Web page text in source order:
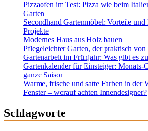
Pizzaofen im Test: Pizza wie beim
Garten
Secondhand Gartenmöbel: Vorteile
Projekte
Modernes Haus aus Holz bauen
Pflegeleichter Garten, der praktisch
Gartenarbeit im Frühjahr: Was gibt es
Gartenkalender für Einsteiger: Monats-
ganze Saison
Warme, frische und satte Farben in der
Fenster – worauf achten Innendesigner?
Schlagworte